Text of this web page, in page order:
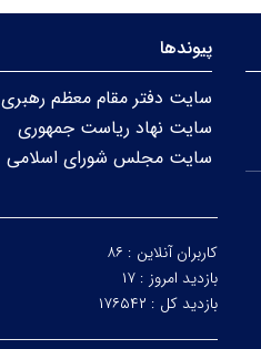
پیوندها
سایت دفتر مقام معظم رهبری
سایت نهاد ریاست جمهوری
سایت مجلس شورای اسلامی
کاربران آنلاین : ۸۶
بازدید امروز : ۱۷
بازدید کل : ۱۷۶۵۴۲